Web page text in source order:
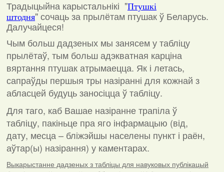
Традыцыйна карыстальнікі "Птушкі
штодня"сочаць за прылётам птушак ў Беларусь.
Далучайцеся!
Чым больш дадзеных мы занясем у табліцу
прылётаў, тым больш адэкватная карціна
вяртання птушак атрымаецца. Як і летась,
сапраўды першыя тры назіранні для кожнай з
абласцей будуць заносіцца ў табліцу.
Для таго, каб Вашае назіранне трапіла ў
табліцу, пакіньце пра яго інфармацыю (від,
дату, месца – бліжэйшы населены пункт і раён,
аўтар(ы) назірання) у каментарах.
Выкарыстанне дадзеных з табліцы для навуковых публікацый